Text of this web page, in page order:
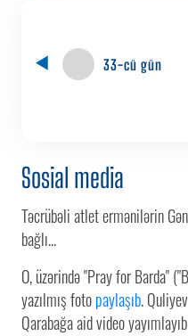
33-cü gün
Sosial media
O, üzərində "Pray for Barda"
yazılmış fotopaylaşıb.
Qarabağa aid video
Təcrübəli atlet ermənilərin
bağlı...